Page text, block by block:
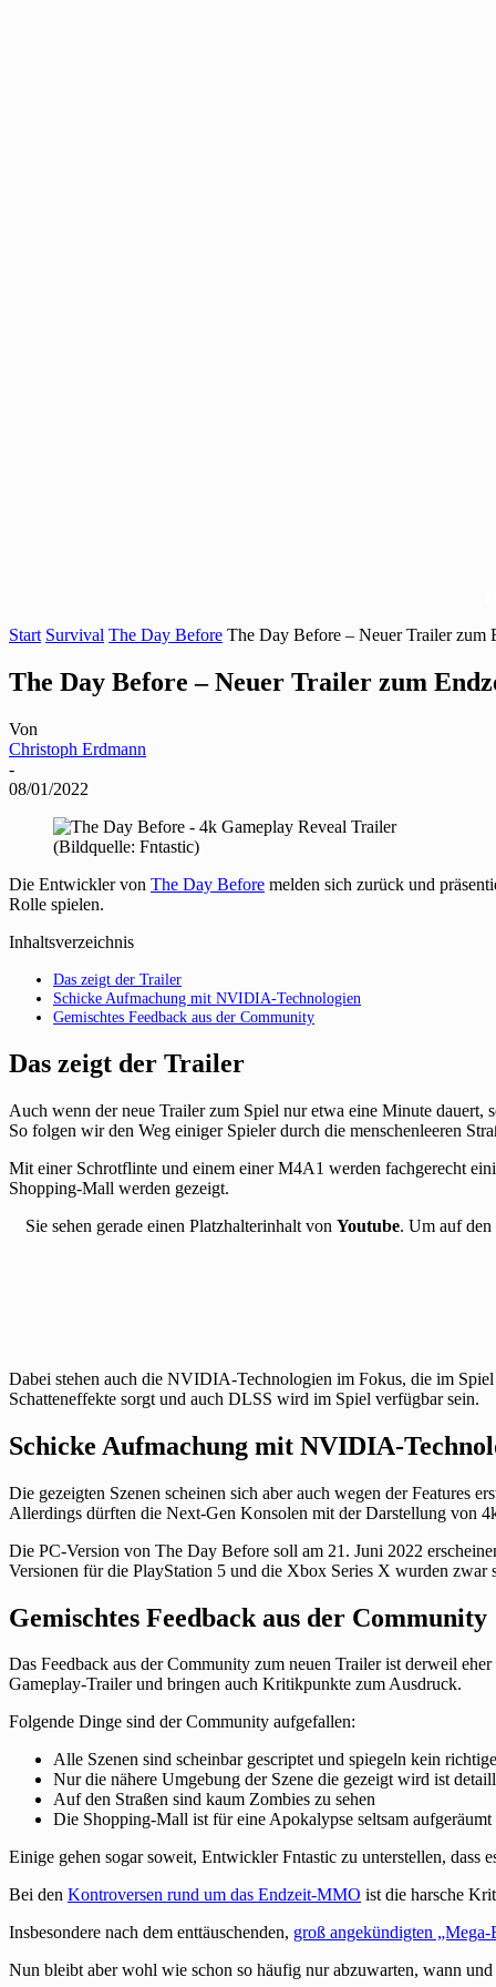
Start Survival The Day Before The Day Before – Neuer Trailer zum
The Day Before – Neuer Trailer zum
Von
Christoph Erdmann
-
08/01/2022
(Bildquelle: Fntastic)
Die Entwickler von The Day Before melden sich zurück und
Rolle spielen.
Inhaltsverzeichnis
Das zeigt der Trailer
Schicke Aufmachung mit NVIDIA-Technologien
Gemischtes Feedback aus der Community
Das zeigt der Trailer
Auch wenn der neue Trailer zum Spiel nur etwa eine Minute dauert,
So folgen wir den Weg einiger Spieler durch die menschenleeren
Mit einer Schrotflinte und einem einer M4A1 werden fachgerecht
Shopping-Mall werden gezeigt.
Sie sehen gerade einen Platzhalterinhalt von Youtube. Um auf den
Dabei stehen auch die NVIDIA-Technologien im Fokus, die im
Schatteneffekte sorgt und auch DLSS wird im Spiel verfügbar sein.
Schicke Aufmachung mit NVIDIA-
Die gezeigten Szenen scheinen sich aber auch wegen der Features
Allerdings dürften die Next-Gen Konsolen mit der Darstellung von
Die PC-Version von The Day Before soll am 21. Juni 2022
Versionen für die PlayStation 5 und die Xbox Series X wurden zwar
Gemischtes Feedback aus der Community
Das Feedback aus der Community zum neuen Trailer ist derweil
Gameplay-Trailer und bringen auch Kritikpunkte zum Ausdruck.
Folgende Dinge sind der Community aufgefallen:
Alle Szenen sind scheinbar gescriptet und spiegeln kein
Nur die nähere Umgebung der Szene die gezeigt wird ist
Auf den Straßen sind kaum Zombies zu sehen
Die Shopping-Mall ist für eine Apokalypse seltsam aufgeräumt
Einige gehen sogar soweit, Entwickler Fntastic zu unterstellen, dass
Bei den Kontroversen rund um das Endzeit-MMO ist die harsche
Insbesondere nach dem enttäuschenden, groß angekündigten „Mega-
Nun bleibt aber wohl wie schon so häufig nur abzuwarten, wann